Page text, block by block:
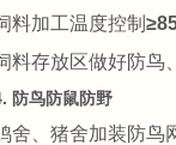
料加工温度控制
料存放区做好防鸟
防鸟防鼠防野
舍、猪舍加装防鸟